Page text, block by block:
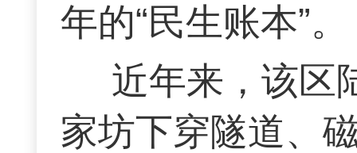
年的“民生账本”。
近年来，该区
家坊下穿隧道、